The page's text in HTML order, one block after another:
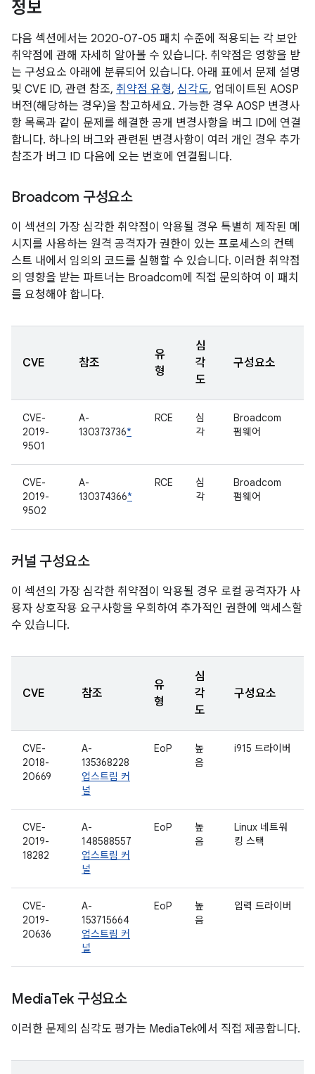
정보
다음 섹션에서는 2020-07-05 패치 수준에 적용되는 각 보안
취약점에 관해 자세히 알아볼 수 있습니다. 취약점은 영향을 받
는 구성요소 아래에 분류되어 있습니다. 아래 표에서 문제 설명
및 CVE ID, 관련 참조, 취약점 유형, 심각도, 업데이트된 AOSP
버전(해당하는 경우)을 참고하세요. 가능한 경우 AOSP 변경사
항 목록과 같이 문제를 해결한 공개 변경사항을 버그 ID에 연결
합니다. 하나의 버그와 관련된 변경사항이 여러 개인 경우 추가
참조가 버그 ID 다음에 오는 번호에 연결됩니다.
Broadcom 구성요소
이 섹션의 가장 심각한 취약점이 악용될 경우 특별히 제작된 메
시지를 사용하는 원격 공격자가 권한이 있는 프로세스의 컨텍
스트 내에서 임의의 코드를 실행할 수 있습니다. 이러한 취약점
의 영향을 받는 파트너는 Broadcom에 직접 문의하여 이 패치
를 요청해야 합니다.
CVE 참조
유
형
심
각
도
구성요소
CVE-
2019-
9501
A-
130373736*
RCE
심
각
Broadcom
펌웨어
CVE-
2019-
9502
A-
130374366*
RCE
심
각
Broadcom
펌웨어
커널 구성요소
이 섹션의 가장 심각한 취약점이 악용될 경우 로컬 공격자가 사
용자 상호작용 요구사항을 우회하여 추가적인 권한에 액세스할
수 있습니다.
CVE 참조
유
형
심
각
도
구성요소
CVE-
2018-
20669
A-
135368228
업스트림 커
널
EoP
높
음
i915 드라이버
CVE-
2019-
18282
A-
148588557
업스트림 커
널
EoP
높
음
Linux 네트워
킹 스택
CVE-
2019-
20636
A-
153715664
업스트림 커
널
EoP
높
음
입력 드라이버
MediaTek 구성요소
이러한 문제의 심각도 평가는 MediaTek에서 직접 제공합니다.